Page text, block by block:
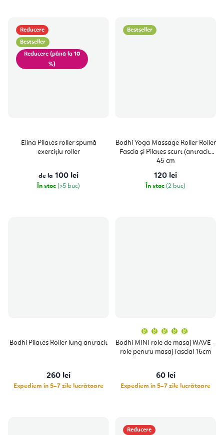
Reducere
Bestseller
(până la 10
%)
Elina Pilates roller spumă
exercițiu roller
de la 100 lei
În stoc (>5 buc)
Bestseller
Bodhi Yoga Massage Roller Roller
Fascia și Pilates scurt (antracit)
45 cm
120 lei
În stoc (2 buc)
Bodhi Pilates Roller lung antracit
260 lei
Expediem în 5–7 zile lucrătoare
Bodhi MINI role de masaj WAVE –
role pentru masaj fascial 16cm
a
este
60 lei
Expediem în 5–7 zile lucrătoare
Reducere